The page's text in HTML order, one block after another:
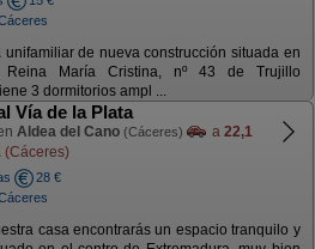
unifamiliar de nueva construcción situada en
Reina María Cristina, nº 43 de Trujillo
3 dormitorios ampl ...
Vía de la Plata
Aldea del Cano (Cáceres) a 22,1
(Cáceres)
28 €
casa encontrarás un espacio tranquilo y